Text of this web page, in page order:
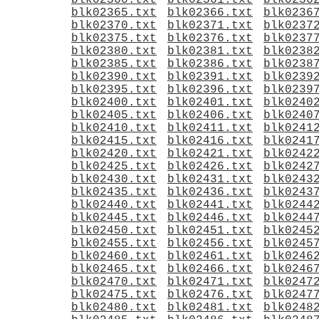
blk02365.txt
blk02366.txt
blk02370.txt
blk02371.txt
blk02375.txt
blk02376.txt
blk02380.txt
blk02381.txt
blk02385.txt
blk02386.txt
blk02390.txt
blk02391.txt
blk02395.txt
blk02396.txt
blk02400.txt
blk02401.txt
blk02405.txt
blk02406.txt
blk02410.txt
blk02411.txt
blk02415.txt
blk02416.txt
blk02420.txt
blk02421.txt
blk02425.txt
blk02426.txt
blk02430.txt
blk02431.txt
blk02435.txt
blk02436.txt
blk02440.txt
blk02441.txt
blk02445.txt
blk02446.txt
blk02450.txt
blk02451.txt
blk02455.txt
blk02456.txt
blk02460.txt
blk02461.txt
blk02465.txt
blk02466.txt
blk02470.txt
blk02471.txt
blk02475.txt
blk02476.txt
blk02480.txt
blk02481.txt